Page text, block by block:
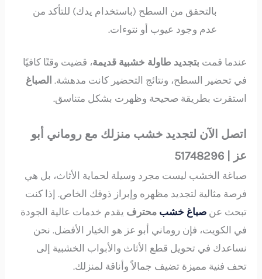
بالتحقق من السطح (باستخدام يدك) للتأكد من
عدم وجود عيوب أو نتوءات.
عندما قمت بتجديد طاولة خشبية قديمة، قضيت وقتًا كافيًا
في تحضير السطح، ونتائج التحضير كانت مدهشة. الصباغ
استقرت بطريقة صحيحة وظهرت بشكل متناسق.
اتصل الآن لتجديد خشب منزلك مع روماني أبو
عز | 51748296
صباغة الخشب ليست مجرد وسيلة لحماية الأثاث، بل هي
فرصة مثالية لتجديد مظهره وإبراز ذوقك الخاص. إذا كنت
تبحث عنصباغ خشب محترف يقدم خدمات عالية الجودة
في الكويت، فإن روماني أبو عز هو الخيار الأفضل. نحن
نساعدك في تحويل قطع الأثاث والأبواب الخشبية إلى
تحف فنية مميزة تضيف جمالاً وأناقة لمنزلك.